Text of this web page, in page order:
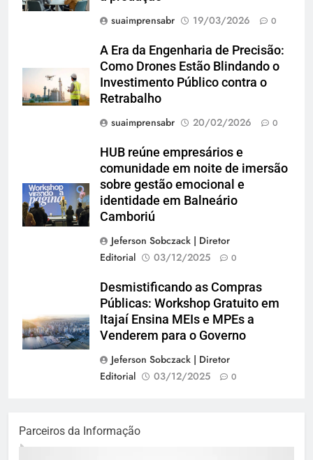
suaimprensabr
19/03/2026 0
A Era da Engenharia de Precisão:
Como Drones Estão Blindando o
Investimento Público contra o
Retrabalho
suaimprensabr
20/02/2026 0
HUB reúne empresários e
comunidade em noite de imersão
sobre gestão emocional e
identidade em Balneário
Camboriú
Jeferson Sobczack | Diretor
Editorial
03/12/2025 0
Desmistificando as Compras
Públicas: Workshop Gratuito em
Itajaí Ensina MEIs e MPEs a
Venderem para o Governo
Jeferson Sobczack | Diretor
Editorial
03/12/2025 0
Parceiros da Informação